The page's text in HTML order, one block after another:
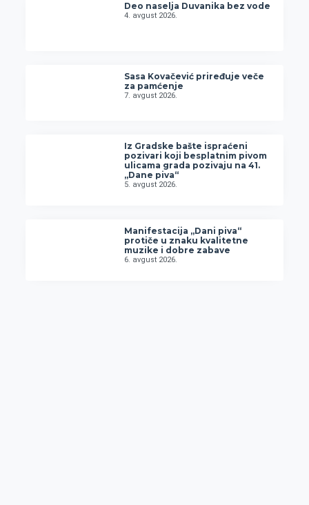
Deo naselja Duvanika bez vode
4. avgust 2026.
Sasa Kovačević priređuje veče
za pamćenje
7. avgust 2026.
Iz Gradske bašte ispraćeni
pozivari koji besplatnim pivom
ulicama grada pozivaju na 41.
„Dane piva“
5. avgust 2026.
Manifestacija „Dani piva“
protiče u znaku kvalitetne
muzike i dobre zabave
6. avgust 2026.